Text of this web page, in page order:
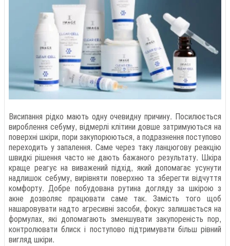
Висипання рідко мають одну очевидну причину. Посилюється
вироблення себуму, відмерлі клітини довше затримуються на
поверхні шкіри, пори закупорюються, а подразнення поступово
переходить у запалення. Саме через таку ланцюгову реакцію
швидкі рішення часто не дають бажаного результату. Шкіра
краще реагує на виважений підхід, який допомагає усунути
надлишок себуму, вирівняти поверхню та зберегти відчуття
комфорту. Добре побудована рутина догляду за шкірою з
акне дозволяє працювати саме так. Замість того щоб
нашаровувати надто агресивні засоби, фокус залишається на
формулах, які допомагають зменшувати закупореність пор,
контролювати блиск і поступово підтримувати більш рівний
вигляд шкіри.